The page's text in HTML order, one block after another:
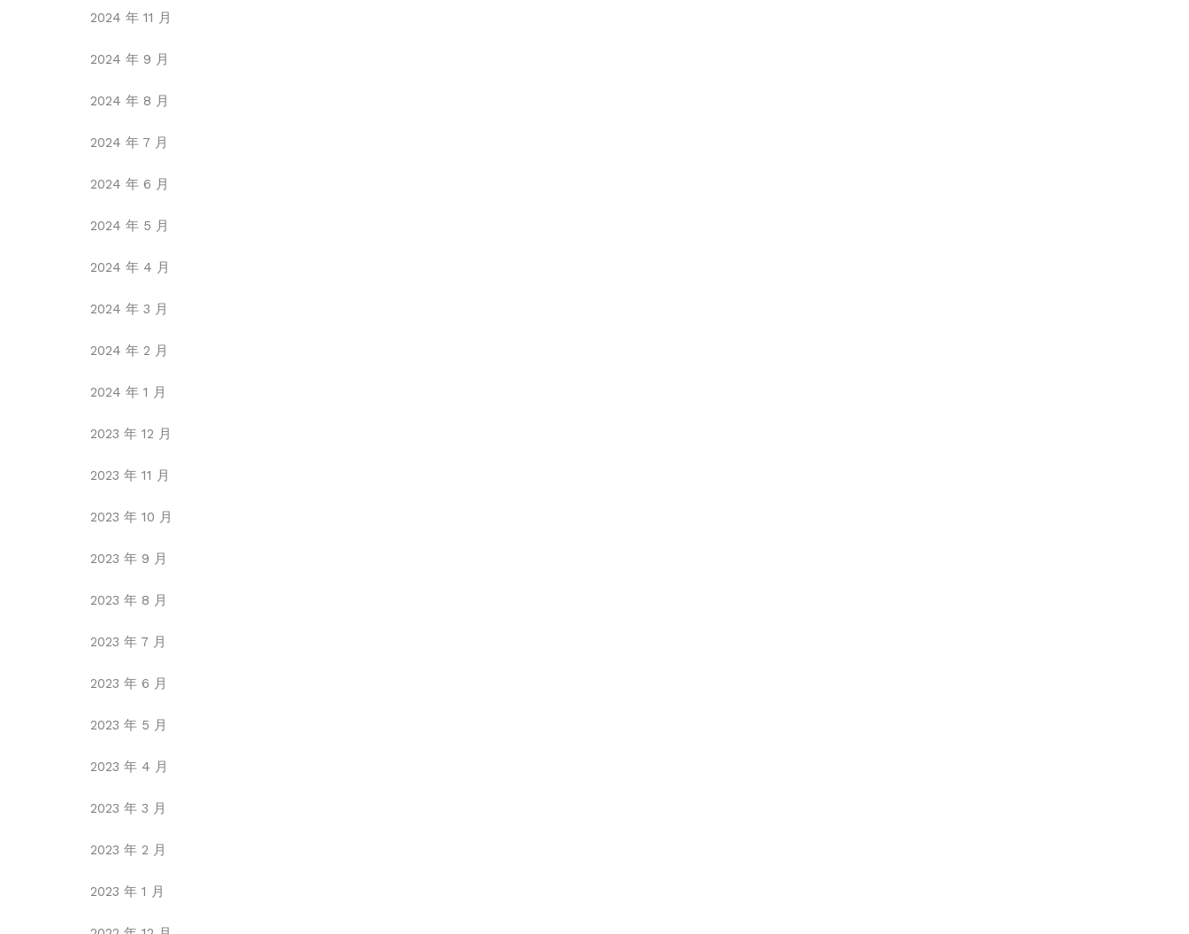
2024 年 11 月
2024 年 9 月
2024 年 8 月
2024 年 7 月
2024 年 6 月
2024 年 5 月
2024 年 4 月
2024 年 3 月
2024 年 2 月
2024 年 1 月
2023 年 12 月
2023 年 11 月
2023 年 10 月
2023 年 9 月
2023 年 8 月
2023 年 7 月
2023 年 6 月
2023 年 5 月
2023 年 4 月
2023 年 3 月
2023 年 2 月
2023 年 1 月